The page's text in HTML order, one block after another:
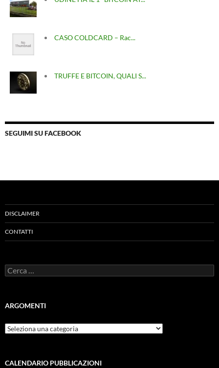
CASO COLDCARD – Rac...
TRUFFE E BITCOIN, QUALI S...
SEGUIMI SU FACEBOOK
DISCLAIMER
CONTATTI
Ricerca
per:
ARGOMENTI
ARGOMENTI
CALENDARIO PUBBLICAZIONI